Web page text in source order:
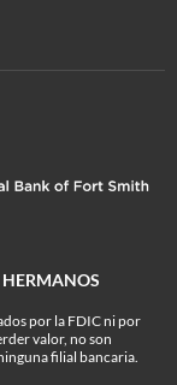
por la FDIC ni por
valor, no son
filial bancaria.